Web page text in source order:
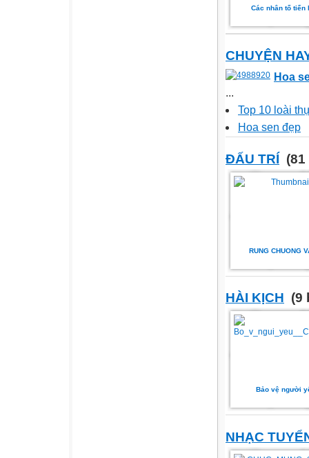
Các nhân tố tiến
CHUYỆN
Hoa
...
Top 10 loài
Hoa sen đẹp
ĐẤU TRÍ
RUNG CHUONG
HÀI KỊCH (9
Bảo vệ người
NHẠC